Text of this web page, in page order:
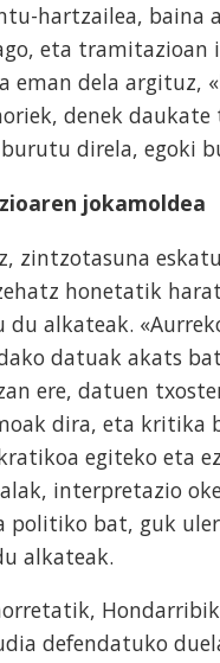
hartzailea, baina
eta tramitazioan
eman dela argituz,
denek
direla, egoki
jokamoldea
zintzotasuna
honetatik
du alkateak.
datuak akats
ere, datuen
dira, eta kritika
egiteko eta
interpretazio
politiko bat, guk
alkateak.
defendatuko